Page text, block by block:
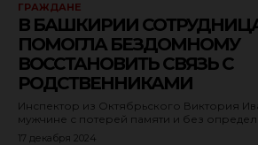
ГРАЖДАНЕ
В БАШКИРИИ
ПОМОГЛА БЕЗДОМНОМУ
ВОССТАНОВИТЬ СВЯЗЬ С
РОДСТВЕННИКАМИ
Инспектор из Октябрьского Виктория
мужчине с потерей памяти и без
17 декабря 2024